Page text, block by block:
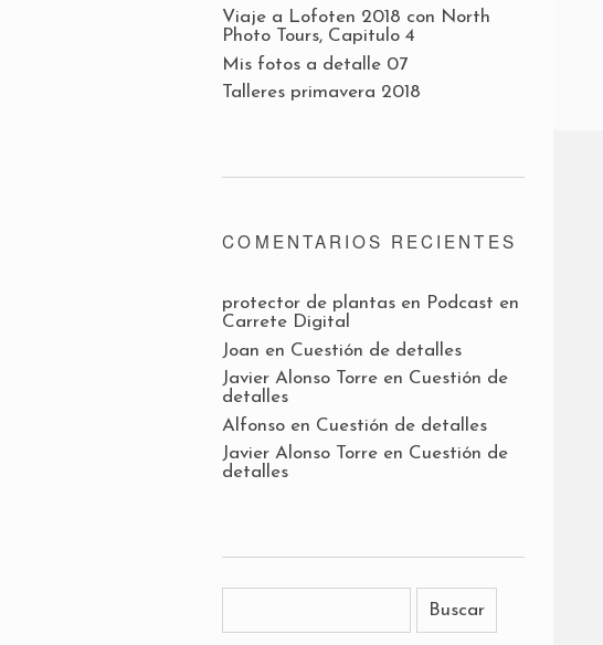
Viaje a Lofoten 2018 con North
Photo Tours, Capitulo 4
Mis fotos a detalle 07
Talleres primavera 2018
COMENTARIOS RECIENTES
protector de plantas en Podcast en
Carrete Digital
Joan en Cuestión de detalles
Javier Alonso Torre en Cuestión de
detalles
Alfonso en Cuestión de detalles
Javier Alonso Torre en Cuestión de
detalles